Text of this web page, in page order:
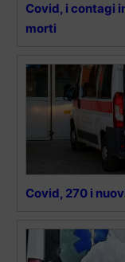
Covid, i contagi
morti
Covid, 270 i